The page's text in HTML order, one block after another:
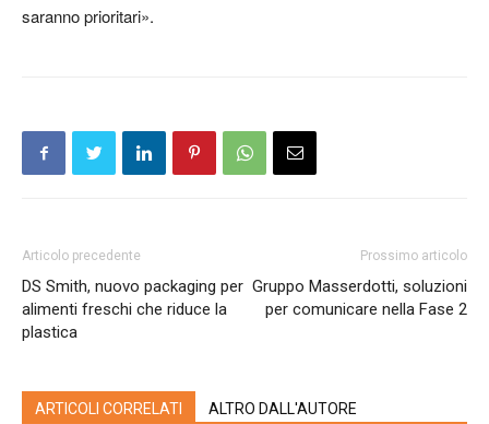
saranno prioritari».
Articolo precedente
DS Smith, nuovo packaging per
alimenti freschi che riduce la
plastica
Prossimo articolo
Gruppo Masserdotti, soluzioni
per comunicare nella Fase 2
ARTICOLI CORRELATI ALTRO DALL'AUTORE